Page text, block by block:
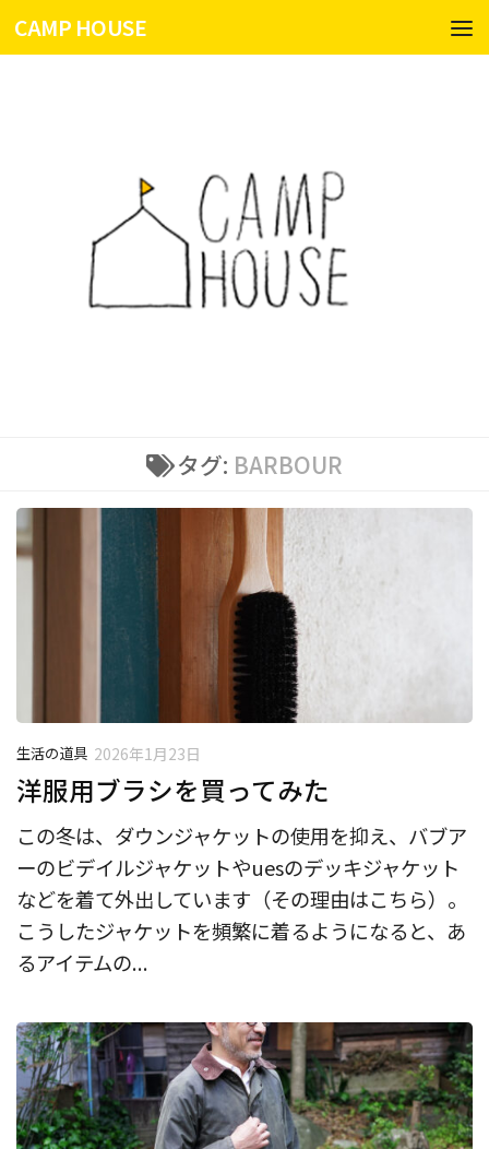
コンテンツへスキップ
CAMP HOUSE
タグ: BARBOUR
生活の道具 2026年1月23日
洋服用ブラシを買ってみた
この冬は、ダウンジャケットの使用を抑え、バブア
ーのビデイルジャケットやuesのデッキジャケット
などを着て外出しています（その理由はこちら）。
こうしたジャケットを頻繁に着るようになると、あ
るアイテムの...